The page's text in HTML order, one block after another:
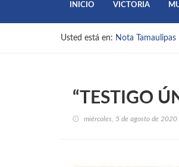
INICIO VICTORIA
Usted está en: Nota Tamaulipas
“TESTIGO
miércoles, 5 de agosto de 2020